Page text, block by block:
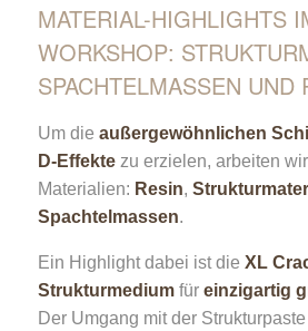
MATERIAL-HIGHLIGHTS
WORKSHOP:
SPACHTELMASSEN UND
Um die außergewöhnlichen
D-Effektezu erzielen, arbeiten
Materialien: Resin,
Spachtelmassen.
Ein Highlight dabei ist die XL
Strukturmedium für einzigartig
Der Umgang mit der